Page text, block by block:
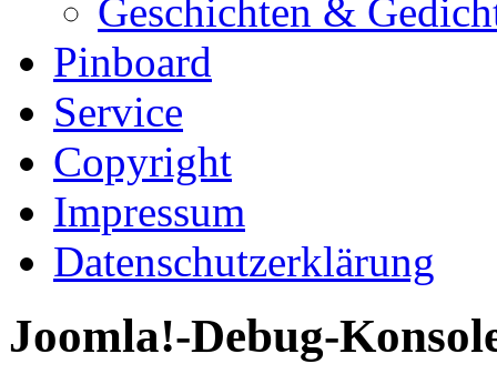
Geschichten &
Pinboard
Service
Copyright
Impressum
Datenschutzerklärung
Joomla!-Debug-